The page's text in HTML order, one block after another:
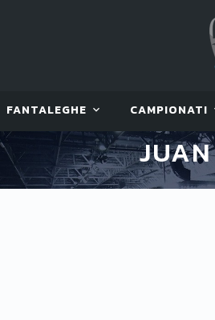
FANTALEGHE CAMPIONATI